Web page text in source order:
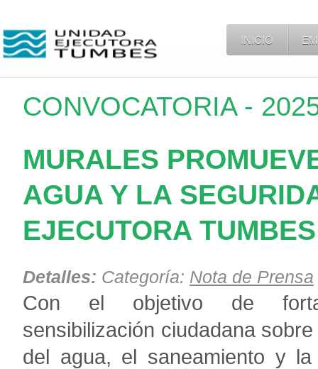
INICIO
CONVOCATORIA -
MURALES
AGUA Y LA
EJECUTORA TUMBES
Detalles: Categoría: Nota de Prensa
Con el objetivo de
sensibilización ciudadana
del agua, el saneamiento y la